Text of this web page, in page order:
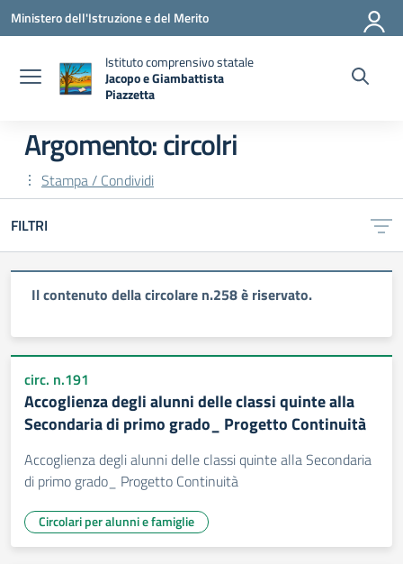
Vai ai contenuti
Vai al menu di navigazione
Vai al footer
Ministero dell'Istruzione e del Merito
Istituto comprensivo statale
Jacopo e Giambattista
Piazzetta
Argomento: circolri
Stampa / Condividi
FILTRI
Il contenuto della circolare n.258 è riservato.
circ. n.191
Accoglienza degli alunni delle classi quinte alla
Secondaria di primo grado_ Progetto Continuità
Accoglienza degli alunni delle classi quinte alla Secondaria
di primo grado_ Progetto Continuità
Circolari per alunni e famiglie